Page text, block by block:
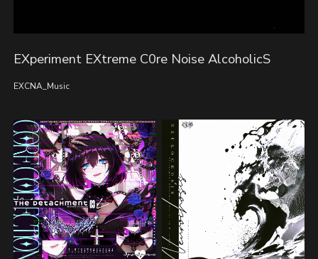
EXperiment EXtreme C0re Noise AlcoholicS
EXCNA_Music